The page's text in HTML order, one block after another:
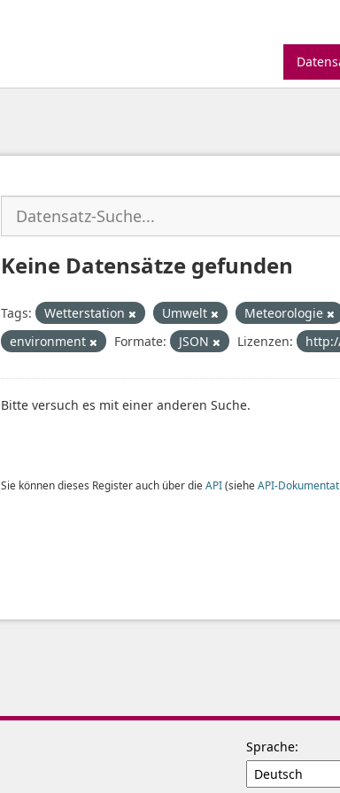
Keine Datensätze gefunden
Tags: Wetterstation Umwelt
Meteorologie
environment
Formate: JSON Lizenzen:
Bitte versuch es mit einer anderen Suche.
Sie können dieses Register auch über die API(siehe API-
Sprache